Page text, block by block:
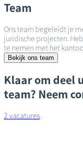
Team
Ons team begeleidt je
juridische projecten.
te nemen met het
Bekijk ons team
Klaar om deel
team? Neem
2 vacatures